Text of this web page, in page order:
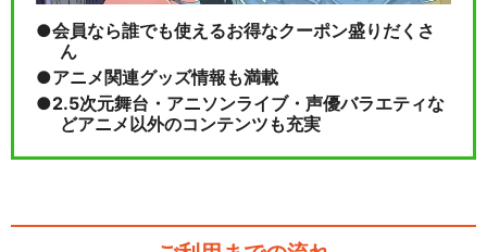
閉じる
会員なら誰でも使えるお得なクーポン盛りだくさ
ん
アニメ関連グッズ情報も満載
2.5次元舞台・アニソンライブ・声優バラエティな
どアニメ以外のコンテンツも充実